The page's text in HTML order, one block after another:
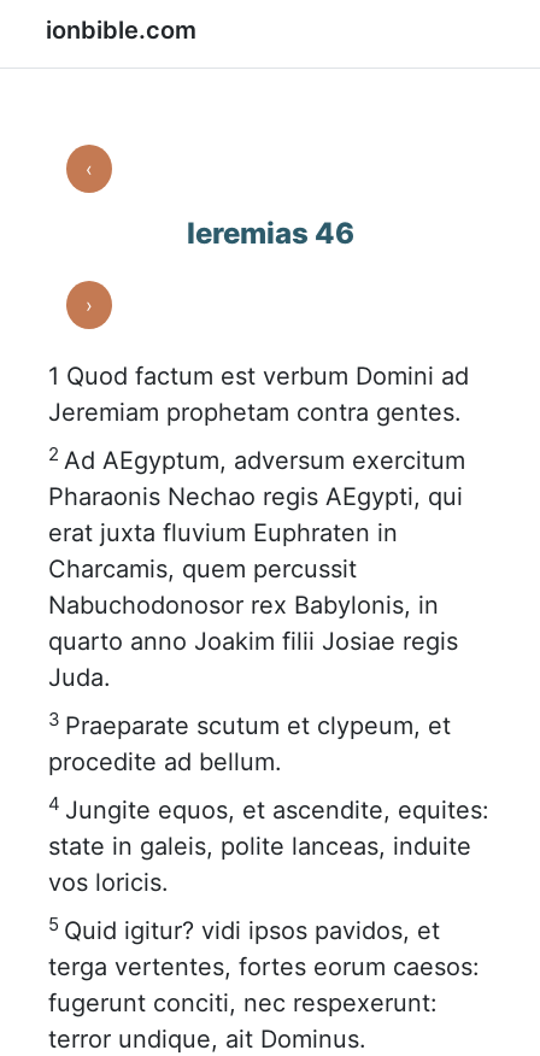
ionbible.com
‹
Ieremias 46
›
1 Quod factum est verbum Domini ad
Jeremiam prophetam contra gentes.
2 Ad AEgyptum, adversum exercitum
Pharaonis Nechao regis AEgypti, qui
erat juxta fluvium Euphraten in
Charcamis, quem percussit
Nabuchodonosor rex Babylonis, in
quarto anno Joakim filii Josiae regis
Juda.
3 Praeparate scutum et clypeum, et
procedite ad bellum.
4 Jungite equos, et ascendite, equites:
state in galeis, polite lanceas, induite
vos loricis.
5 Quid igitur? vidi ipsos pavidos, et
terga vertentes, fortes eorum caesos:
fugerunt conciti, nec respexerunt:
terror undique, ait Dominus.